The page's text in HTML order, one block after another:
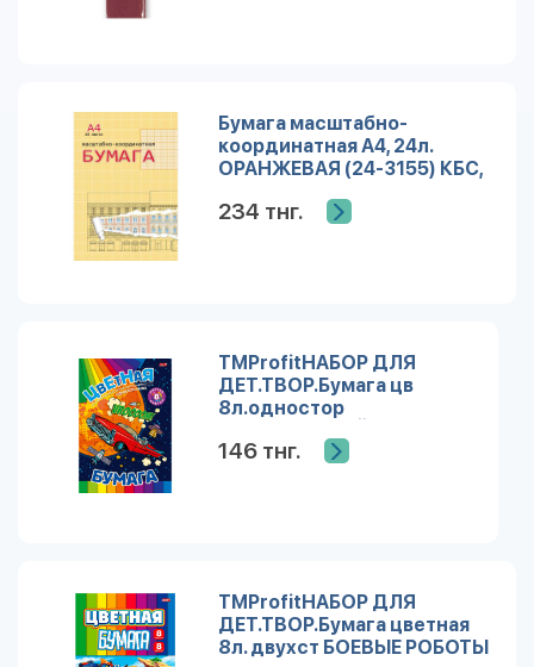
Бумага масштабно-
координатная А4, 24л.
ОРАНЖЕВАЯ (24-3155) КБС,
234 тнг.
TMProfitНАБОР ДЛЯ
ДЕТ.ТВОР.Бумага цв
8л.одностор
(08-
146 тнг.
TMProfitНАБОР ДЛЯ
ДЕТ.ТВОР.Бумага цветная
8л. двухст БОЕВЫЕ РОБОТЫ